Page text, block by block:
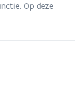
Op deze